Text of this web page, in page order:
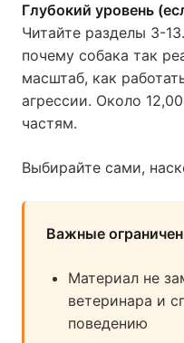
Глубокий уровень
Читайте разделы 3-
почему собака так
масштаб, как
агрессии. Около
частям.
Выбирайте сами,
Важные
Материал не
ветеринара и
поведению